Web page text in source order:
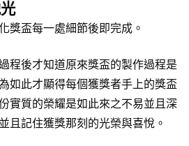
獎盃每一處細節後即完成。
程後才知道原來獎盃的製作過程是
如此才顯得每個獲獎者手上的獎盃
實質的榮耀是如此來之不易並且深
且記住獲獎那刻的光榮與喜悅。